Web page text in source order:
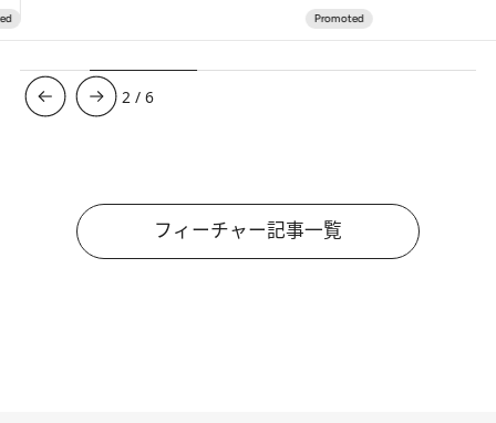
3 /6
フィーチャー記事一覧